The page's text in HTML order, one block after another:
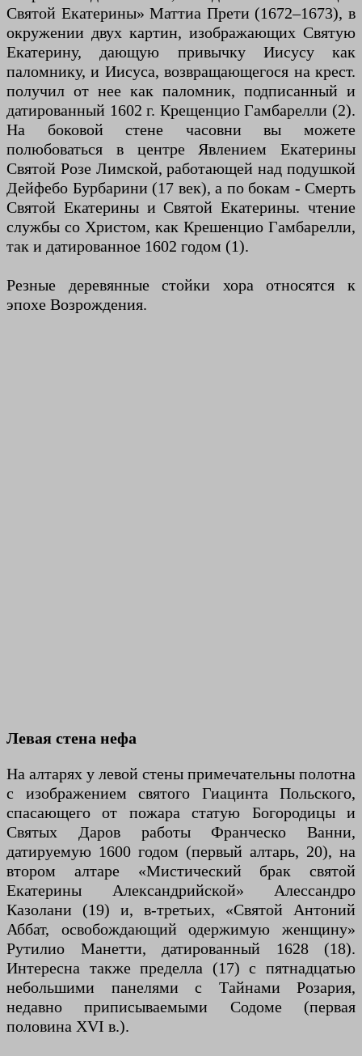
Святой Екатерины» Маттиа Прети (1672–1673), в
окружении двух картин, изображающих Святую
Екатерину, дающую привычку Иисусу как
паломнику, и Иисуса, возвращающегося на крест.
получил от нее как паломник, подписанный и
датированный 1602 г. Крещенцио Гамбарелли (2).
На боковой стене часовни вы можете
полюбоваться в центре Явлением Екатерины
Святой Розе Лимской, работающей над подушкой
Дейфебо Бурбарини (17 век), а по бокам - Смерть
Святой Екатерины и Святой Екатерины. чтение
службы со Христом, как Крешенцио Гамбарелли,
так и датированное 1602 годом (1).
Резные деревянные стойки хора относятся к
эпохе Возрождения.
Левая стена нефа
На алтарях у левой стены примечательны полотна
с изображением святого Гиацинта Польского,
спасающего от пожара статую Богородицы и
Святых Даров работы Франческо Ванни,
датируемую 1600 годом (первый алтарь, 20), на
втором алтаре «Мистический брак святой
Екатерины Александрийской» Алессандро
Казолани (19) и, в-третьих, «Святой Антоний
Аббат, освобождающий одержимую женщину»
Рутилио Манетти, датированный 1628 (18).
Интересна также пределла (17) с пятнадцатью
небольшими панелями с Тайнами Розария,
недавно приписываемыми Содоме (первая
половина XVI в.).